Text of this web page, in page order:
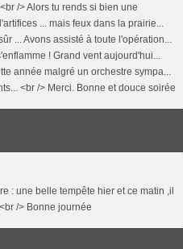
/> Alors tu rends si bien une
... mais feux dans la prairie...
... Avons assisté à toute l'opération...
! Grand vent aujourd'hui...
année malgré un orchestre sympa...
<br /> Merci. Bonne et douce soirée
: une belle tempête hier et ce matin ,il
/> Bonne journée